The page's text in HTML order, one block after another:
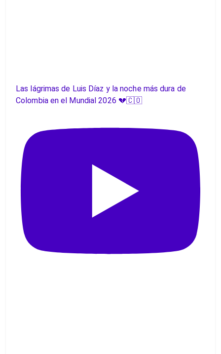
Las lágrimas de Luis Díaz y la noche más dura de
Colombia en el Mundial 2026 💔🇨🇴